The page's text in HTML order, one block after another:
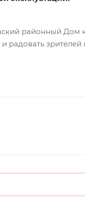
районный Дом
радовать